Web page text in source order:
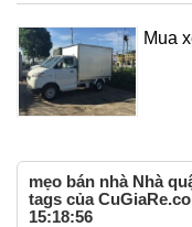
Mua
mẹo bán nhà Nhà
tags của
15:18:56